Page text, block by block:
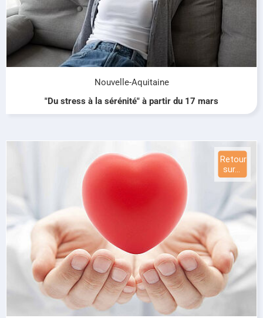
Nouvelle-Aquitaine
"Du stress à la sérénité" à partir du 17 mars